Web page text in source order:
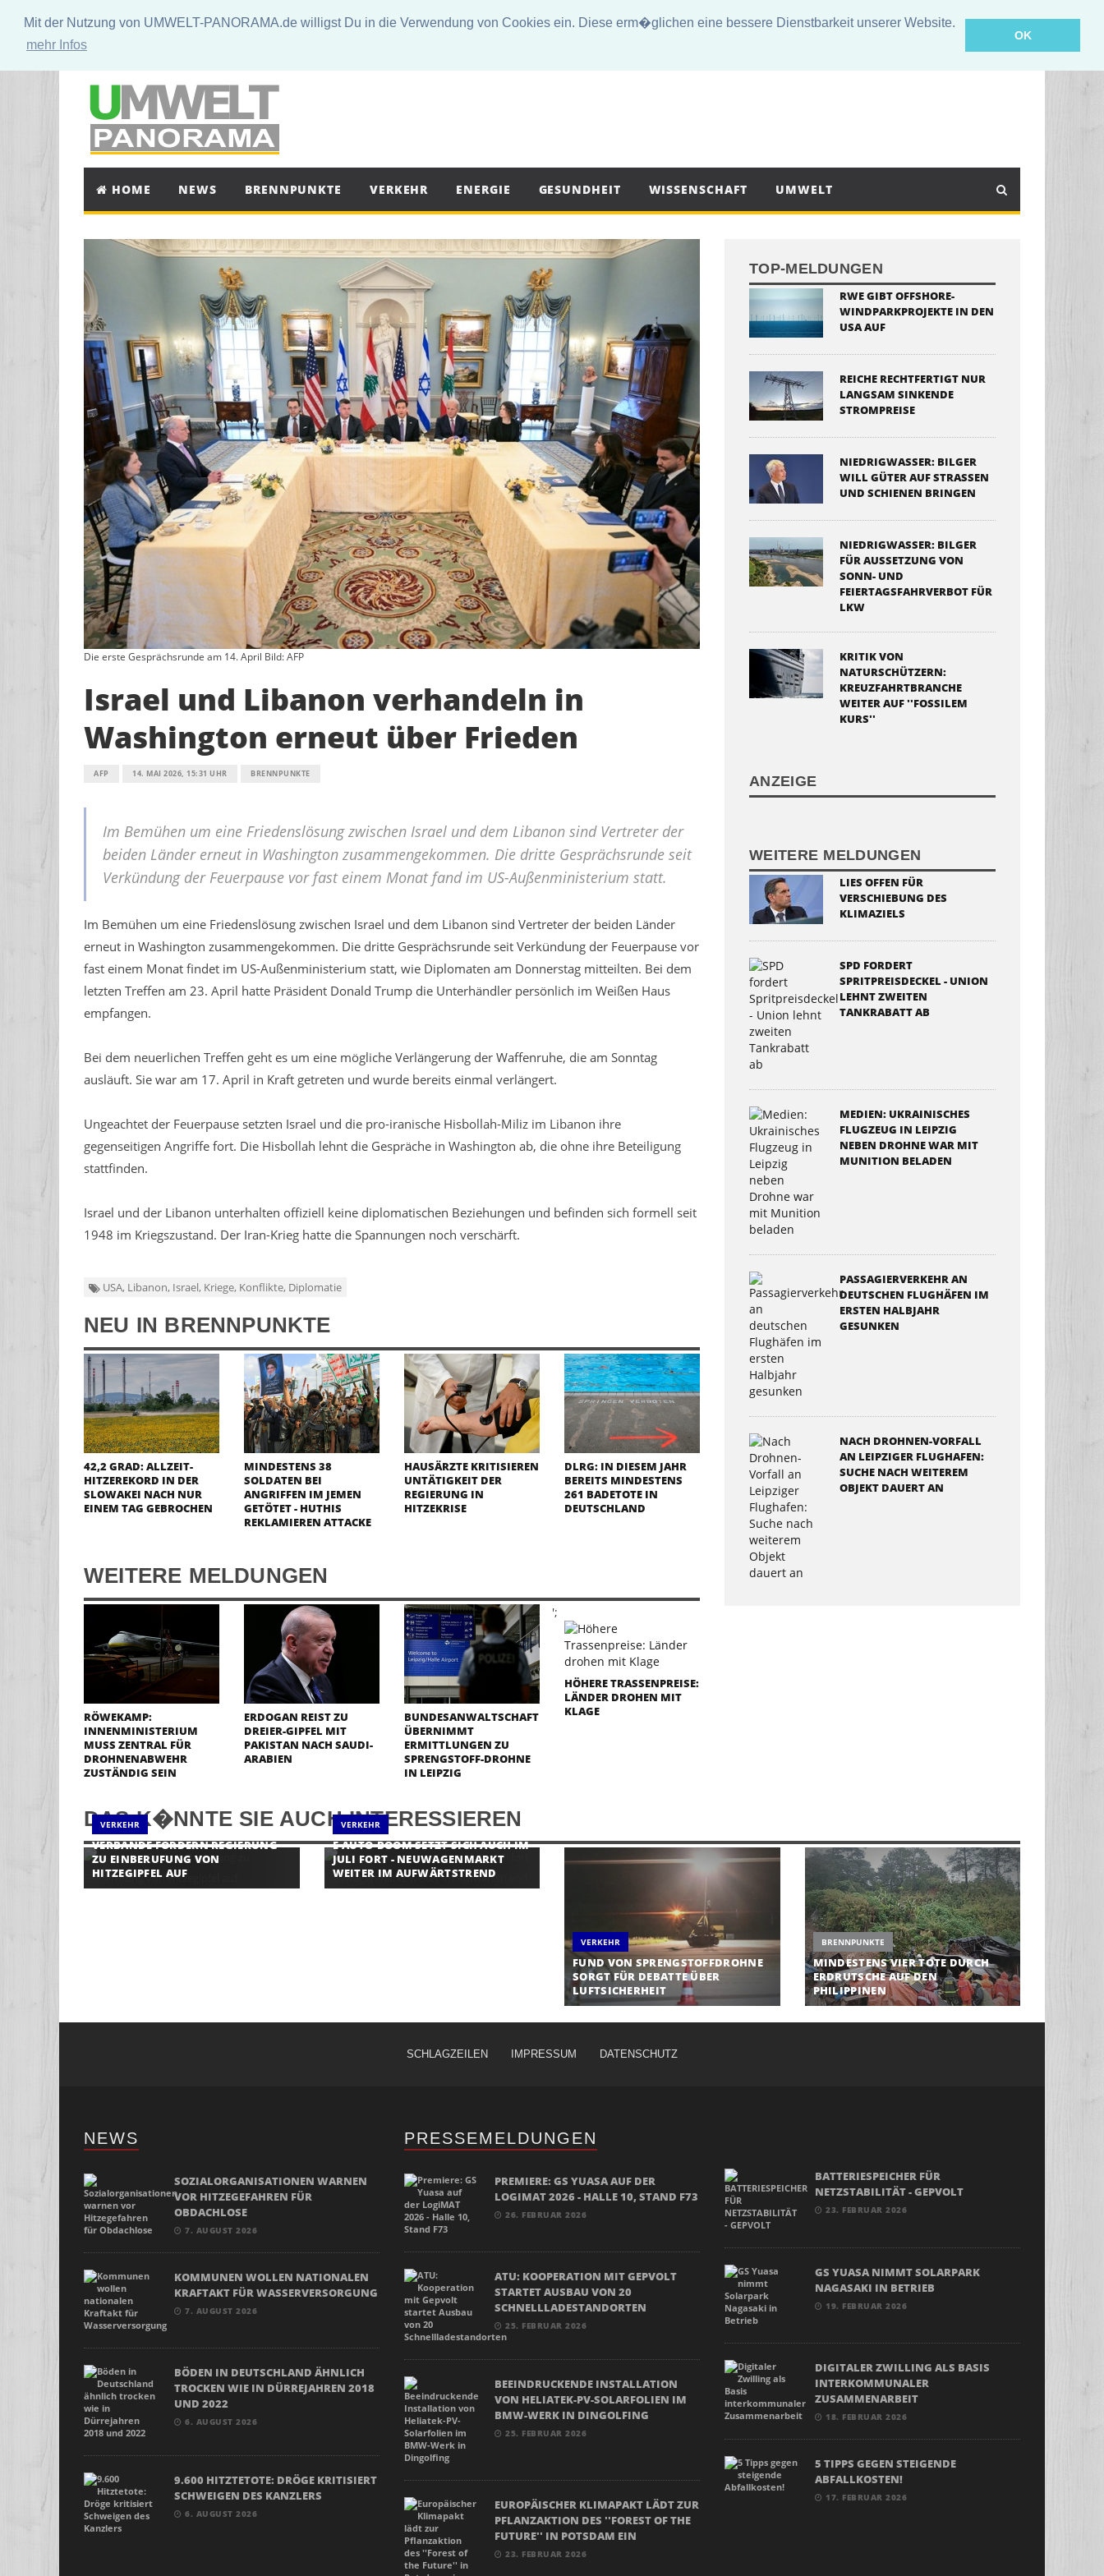
Mit der Nutzung von UMWELT-PANORAMA.de willigst Du in die Verwendung von Cookies ein. Diese erm�glichen eine bessere Dienstbarkeit unserer Website.
mehr Infos
OK
HOME NEWS BRENNPUNKTE VERKEHR ENERGIE GESUNDHEIT WISSENSCHAFT UMWELT
Die erste Gesprächsrunde am 14. April Bild: AFP
Israel und Libanon verhandeln in
Washington erneut über Frieden
AFP 14. MAI 2026, 15:31 UHR BRENNPUNKTE
Im Bemühen um eine Friedenslösung zwischen Israel und dem Libanon sind Vertreter der
beiden Länder erneut in Washington zusammengekommen. Die dritte Gesprächsrunde seit
Verkündung der Feuerpause vor fast einem Monat fand im US-Außenministerium statt.
Im Bemühen um eine Friedenslösung zwischen Israel und dem Libanon sind Vertreter der beiden Länder
erneut in Washington zusammengekommen. Die dritte Gesprächsrunde seit Verkündung der Feuerpause vor
fast einem Monat findet im US-Außenministerium statt, wie Diplomaten am Donnerstag mitteilten. Bei dem
letzten Treffen am 23. April hatte Präsident Donald Trump die Unterhändler persönlich im Weißen Haus
empfangen.
Bei dem neuerlichen Treffen geht es um eine mögliche Verlängerung der Waffenruhe, die am Sonntag
ausläuft. Sie war am 17. April in Kraft getreten und wurde bereits einmal verlängert.
Ungeachtet der Feuerpause setzten Israel und die pro-iranische Hisbollah-Miliz im Libanon ihre
gegenseitigen Angriffe fort. Die Hisbollah lehnt die Gespräche in Washington ab, die ohne ihre Beteiligung
stattfinden.
Israel und der Libanon unterhalten offiziell keine diplomatischen Beziehungen und befinden sich formell seit
1948 im Kriegszustand. Der Iran-Krieg hatte die Spannungen noch verschärft.
USA, Libanon, Israel, Kriege, Konflikte, Diplomatie
NEU IN BRENNPUNKTE
42,2 GRAD: ALLZEIT-
HITZEREKORD IN DER
SLOWAKEI NACH NUR
EINEM TAG GEBROCHEN
MINDESTENS 38
SOLDATEN BEI
ANGRIFFEN IM JEMEN
GETÖTET - HUTHIS
REKLAMIEREN ATTACKE
HAUSÄRZTE KRITISIEREN
UNTÄTIGKEIT DER
REGIERUNG IN
HITZEKRISE
DLRG: IN DIESEM JAHR
BEREITS MINDESTENS
261 BADETOTE IN
DEUTSCHLAND
WEITERE MELDUNGEN
';
RÖWEKAMP:
INNENMINISTERIUM
MUSS ZENTRAL FÜR
DROHNENABWEHR
ZUSTÄNDIG SEIN
ERDOGAN REIST ZU
DREIER-GIPFEL MIT
PAKISTAN NACH SAUDI-
ARABIEN
BUNDESANWALTSCHAFT
ÜBERNIMMT
ERMITTLUNGEN ZU
SPRENGSTOFF-DROHNE
IN LEIPZIG
HÖHERE TRASSENPREISE:
LÄNDER DROHEN MIT
KLAGE
TOP-MELDUNGEN
RWE GIBT OFFSHORE-
WINDPARKPROJEKTE IN DEN
USA AUF
REICHE RECHTFERTIGT NUR
LANGSAM SINKENDE
STROMPREISE
NIEDRIGWASSER: BILGER
WILL GÜTER AUF STRASSEN U
ND SCHIENEN BRINGEN
NIEDRIGWASSER: BILGER
FÜR AUSSETZUNG VON
SONN- UND
FEIERTAGSFAHRVERBOT FÜR
LKW
KRITIK VON
NATURSCHÜTZERN:
KREUZFAHRTBRANCHE
WEITER AUF ''FOSSILEM
KURS''
ANZEIGE
WEITERE MELDUNGEN
LIES OFFEN FÜR
VERSCHIEBUNG DES
KLIMAZIELS
SPD FORDERT
SPRITPREISDECKEL - UNION
LEHNT ZWEITEN
TANKRABATT AB
MEDIEN: UKRAINISCHES
FLUGZEUG IN LEIPZIG
NEBEN DROHNE WAR MIT
MUNITION BELADEN
PASSAGIERVERKEHR AN
DEUTSCHEN FLUGHÄFEN IM
ERSTEN HALBJAHR
GESUNKEN
NACH DROHNEN-VORFALL
AN LEIPZIGER FLUGHAFEN:
SUCHE NACH WEITEREM
OBJEKT DAUERT AN
DAS K�NNTE SIE AUCH INTERESSIEREN
VERKEHR
VERBÄNDE FORDERN REGIERUNG
ZU EINBERUFUNG VON
HITZEGIPFEL AUF
VERKEHR
E-AUTO-BOOM SETZT SICH AUCH IM
JULI FORT - NEUWAGENMARKT
WEITER IM AUFWÄRTSTREND
VERKEHR
FUND VON SPRENGSTOFFDROHNE
SORGT FÜR DEBATTE ÜBER
LUFTSICHERHEIT
BRENNPUNKTE
MINDESTENS VIER TOTE DURCH
ERDRUTSCHE AUF DEN
PHILIPPINEN
SCHLAGZEILEN IMPRESSUM DATENSCHUTZ
NEWS
SOZIALORGANISATIONEN WARNEN
VOR HITZEGEFAHREN FÜR
OBDACHLOSE
7. AUGUST 2026
KOMMUNEN WOLLEN NATIONALEN
KRAFTAKT FÜR WASSERVERSORGUNG
7. AUGUST 2026
BÖDEN IN DEUTSCHLAND ÄHNLICH
TROCKEN WIE IN DÜRREJAHREN 2018
UND 2022
6. AUGUST 2026
9.600 HITZTETOTE: DRÖGE KRITISIERT
SCHWEIGEN DES KANZLERS
6. AUGUST 2026
PRESSEMELDUNGEN
PREMIERE: GS YUASA AUF DER
LOGIMAT 2026 - HALLE 10, STAND F73
26. FEBRUAR 2026
ATU: KOOPERATION MIT GEPVOLT
STARTET AUSBAU VON 20
SCHNELLLADESTANDORTEN
25. FEBRUAR 2026
BEEINDRUCKENDE INSTALLATION
VON HELIATEK-PV-SOLARFOLIEN IM
BMW-WERK IN DINGOLFING
25. FEBRUAR 2026
EUROPÄISCHER KLIMAPAKT LÄDT ZUR
PFLANZAKTION DES ''FOREST OF THE
FUTURE'' IN POTSDAM EIN
23. FEBRUAR 2026
BATTERIESPEICHER FÜR
NETZSTABILITÄT - GEPVOLT
23. FEBRUAR 2026
GS YUASA NIMMT SOLARPARK
NAGASAKI IN BETRIEB
19. FEBRUAR 2026
DIGITALER ZWILLING ALS BASIS
INTERKOMMUNALER
ZUSAMMENARBEIT
18. FEBRUAR 2026
5 TIPPS GEGEN STEIGENDE
ABFALLKOSTEN!
17. FEBRUAR 2026